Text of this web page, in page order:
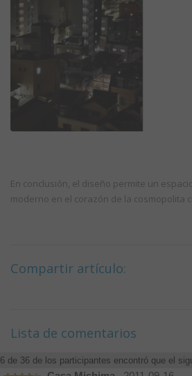
En conclusión, el diseño permite un
moderno en el corazón de la cosmopolita
Compartir artículo:
Lista de comentarios
6 de 36 de los participantes encontró que el